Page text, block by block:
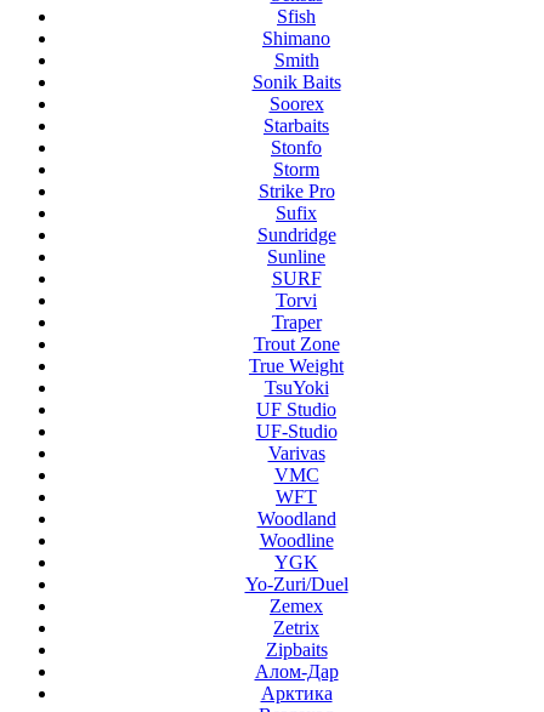
Sfish
Shimano
Smith
Sonik Baits
Soorex
Starbaits
Stonfo
Storm
Strike Pro
Sufix
Sundridge
Sunline
SURF
Torvi
Traper
Trout Zone
True Weight
TsuYoki
UF Studio
UF-Studio
Varivas
VMC
WFT
Woodland
Woodline
YGK
Yo-Zuri/Duel
Zemex
Zetrix
Zipbaits
Алом-Дар
Арктика